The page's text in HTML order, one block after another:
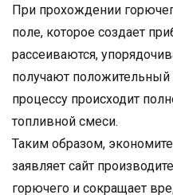
При прохождении
поле, которое создает
рассеиваются,
получают положительный
процессу происходит
топливной смеси.
Таким образом,
заявляет сайт
горючего и сокращает